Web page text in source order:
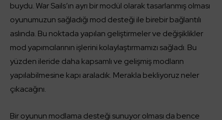
buydu. War Sails’ın ayrı bir modül olarak tasarlanmış olması
oyunumuzun sağladığı mod desteği ile birebir bağlantılı
aslında. Bu noktada yapılan geliştirmeler ve değişiklikler
mod yapımcılarının işlerini kolaylaştırmamızı sağladı. Bu
yüzden ileride daha kapsamlı ve gelişmiş modların
yapılabilmesine kapı araladık. Merakla bekliyoruz neler
çıkacağını.
Bir oyunun modlama desteği sunuyor olması da bence